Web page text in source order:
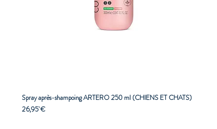
Spray après-shampoing ARTERO 250 ml (CHIENS ET CHATS)
Prix
26,95 €